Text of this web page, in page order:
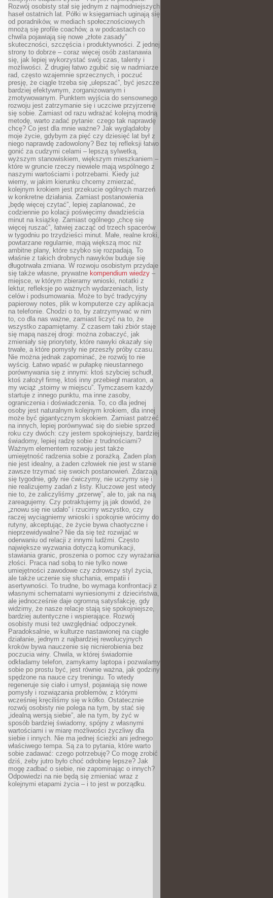
Rozwój osobisty stał się jednym z najmodniejszych
haseł ostatnich lat. Półki w księgarniach uginają się
od poradników, w mediach społecznościowych
mnożą się profile coachów, a w podcastach co
chwila pojawiają się nowe „złote zasady”
skuteczności, szczęścia i produktywności. Z jednej
strony to dobrze – coraz więcej osób zastanawia
się, jak lepiej wykorzystać swój czas, talenty i
możliwości. Z drugiej łatwo zgubić się w nadmiarze
rad, często wzajemnie sprzecznych, i poczuć
presję, że ciągle trzeba się „ulepszać”, być jeszcze
bardziej efektywnym, zorganizowanym i
zmotywowanym. Punktem wyjścia do sensownego
rozwoju jest zatrzymanie się i uczciwe przyjrzenie
się sobie. Zamiast od razu wdrażać kolejną modną
metodę, warto zadać pytanie: czego tak naprawdę
chcę? Co jest dla mnie ważne? Jak wyglądałoby
moje życie, gdybym za pięć czy dziesięć lat był z
niego naprawdę zadowolony? Bez tej refleksji łatwo
gonić za cudzymi celami – lepszą sylwetką,
wyższym stanowiskiem, większym mieszkaniem –
które w gruncie rzeczy niewiele mają wspólnego z
naszymi wartościami i potrzebami. Kiedy już
wiemy, w jakim kierunku chcemy zmierzać,
kolejnym krokiem jest przekucie ogólnych marzeń
w konkretne działania. Zamiast postanowienia
„będę więcej czytać”, lepiej zaplanować, że
codziennie po kolacji poświęcimy dwadzieścia
minut na książkę. Zamiast ogólnego „chcę się
więcej ruszać”, łatwiej zacząć od trzech spacerów
w tygodniu po trzydzieści minut. Małe, realne kroki,
powtarzane regularnie, mają większą moc niż
ambitne plany, które szybko się rozpadają. To
właśnie z takich drobnych nawyków buduje się
długotrwała zmiana. W rozwoju osobistym przydaje
się także własne, prywatne kompendium wiedzy –
miejsce, w którym zbieramy wnioski, notatki z
lektur, refleksje po ważnych wydarzeniach, listy
celów i podsumowania. Może to być tradycyjny
papierowy notes, plik w komputerze czy aplikacja
na telefonie. Chodzi o to, by zatrzymywać w nim
to, co dla nas ważne, zamiast liczyć na to, że
wszystko zapamiętamy. Z czasem taki zbiór staje
się mapą naszej drogi: można zobaczyć, jak
zmieniały się priorytety, które nawyki okazały się
trwałe, a które pomysły nie przeszły próby czasu.
Nie można jednak zapominać, że rozwój to nie
wyścig. Łatwo wpaść w pułapkę nieustannego
porównywania się z innymi: ktoś szybciej schudł,
ktoś założył firmę, ktoś inny przebiegł maraton, a
my wciąż „stoimy w miejscu”. Tymczasem każdy
startuje z innego punktu, ma inne zasoby,
ograniczenia i doświadczenia. To, co dla jednej
osoby jest naturalnym kolejnym krokiem, dla innej
może być gigantycznym skokiem. Zamiast patrzeć
na innych, lepiej porównywać się do siebie sprzed
roku czy dwóch: czy jestem spokojniejszy, bardziej
świadomy, lepiej radzę sobie z trudnościami?
Ważnym elementem rozwoju jest także
umiejętność radzenia sobie z porażką. Żaden plan
nie jest idealny, a żaden człowiek nie jest w stanie
zawsze trzymać się swoich postanowień. Zdarzają
się tygodnie, gdy nie ćwiczymy, nie uczymy się i
nie realizujemy zadań z listy. Kluczowe jest wtedy
nie to, że zaliczyliśmy „przerwę”, ale to, jak na nią
zareagujemy. Czy potraktujemy ją jak dowód, że
„znowu się nie udało” i rzucimy wszystko, czy
raczej wyciągniemy wnioski i spokojnie wrócimy do
rutyny, akceptując, że życie bywa chaotyczne i
nieprzewidywalne? Nie da się też rozwijać w
oderwaniu od relacji z innymi ludźmi. Często
największe wyzwania dotyczą komunikacji,
stawiania granic, proszenia o pomoc czy wyrażania
złości. Praca nad sobą to nie tylko nowe
umiejętności zawodowe czy zdrowszy styl życia,
ale także uczenie się słuchania, empatii i
asertywności. To trudne, bo wymaga konfrontacji z
własnymi schematami wyniesionymi z dzieciństwa,
ale jednocześnie daje ogromną satysfakcję, gdy
widzimy, że nasze relacje stają się spokojniejsze,
bardziej autentyczne i wspierające. Rozwój
osobisty musi też uwzględniać odpoczynek.
Paradoksalnie, w kulturze nastawionej na ciągłe
działanie, jednym z najbardziej rewolucyjnych
kroków bywa nauczenie się nicnierobienia bez
poczucia winy. Chwila, w której świadomie
odkładamy telefon, zamykamy laptopa i pozwalamy
sobie po prostu być, jest równie ważna, jak godziny
spędzone na nauce czy treningu. To wtedy
regeneruje się ciało i umysł, pojawiają się nowe
pomysły i rozwiązania problemów, z którymi
wcześniej kręciliśmy się w kółko. Ostatecznie
rozwój osobisty nie polega na tym, by stać się
„idealną wersją siebie”, ale na tym, by żyć w
sposób bardziej świadomy, spójny z własnymi
wartościami i w miarę możliwości życzliwy dla
siebie i innych. Nie ma jednej ścieżki ani jednego
właściwego tempa. Są za to pytania, które warto
sobie zadawać: czego potrzebuję? Co mogę zrobić
dziś, żeby jutro było choć odrobinę lepsze? Jak
mogę zadbać o siebie, nie zapominając o innych?
Odpowiedzi na nie będą się zmieniać wraz z
kolejnymi etapami życia – i to jest w porządku.